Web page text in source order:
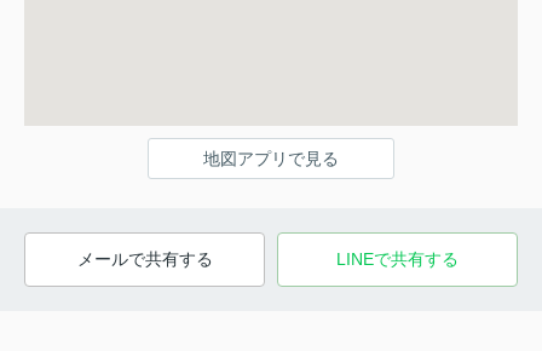
地図アプリで見る
メールで共有する LINEで共有する